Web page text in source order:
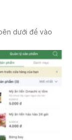
dưới để vào